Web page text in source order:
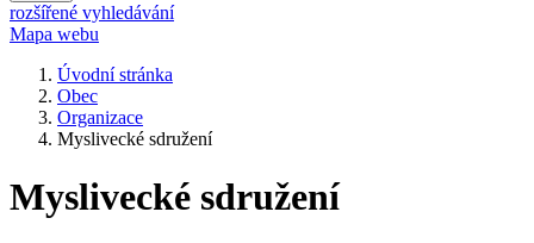
rozšířené vyhledávání
Mapa webu
Úvodní stránka
Obec
Organizace
Myslivecké sdružení
Myslivecké sdružení